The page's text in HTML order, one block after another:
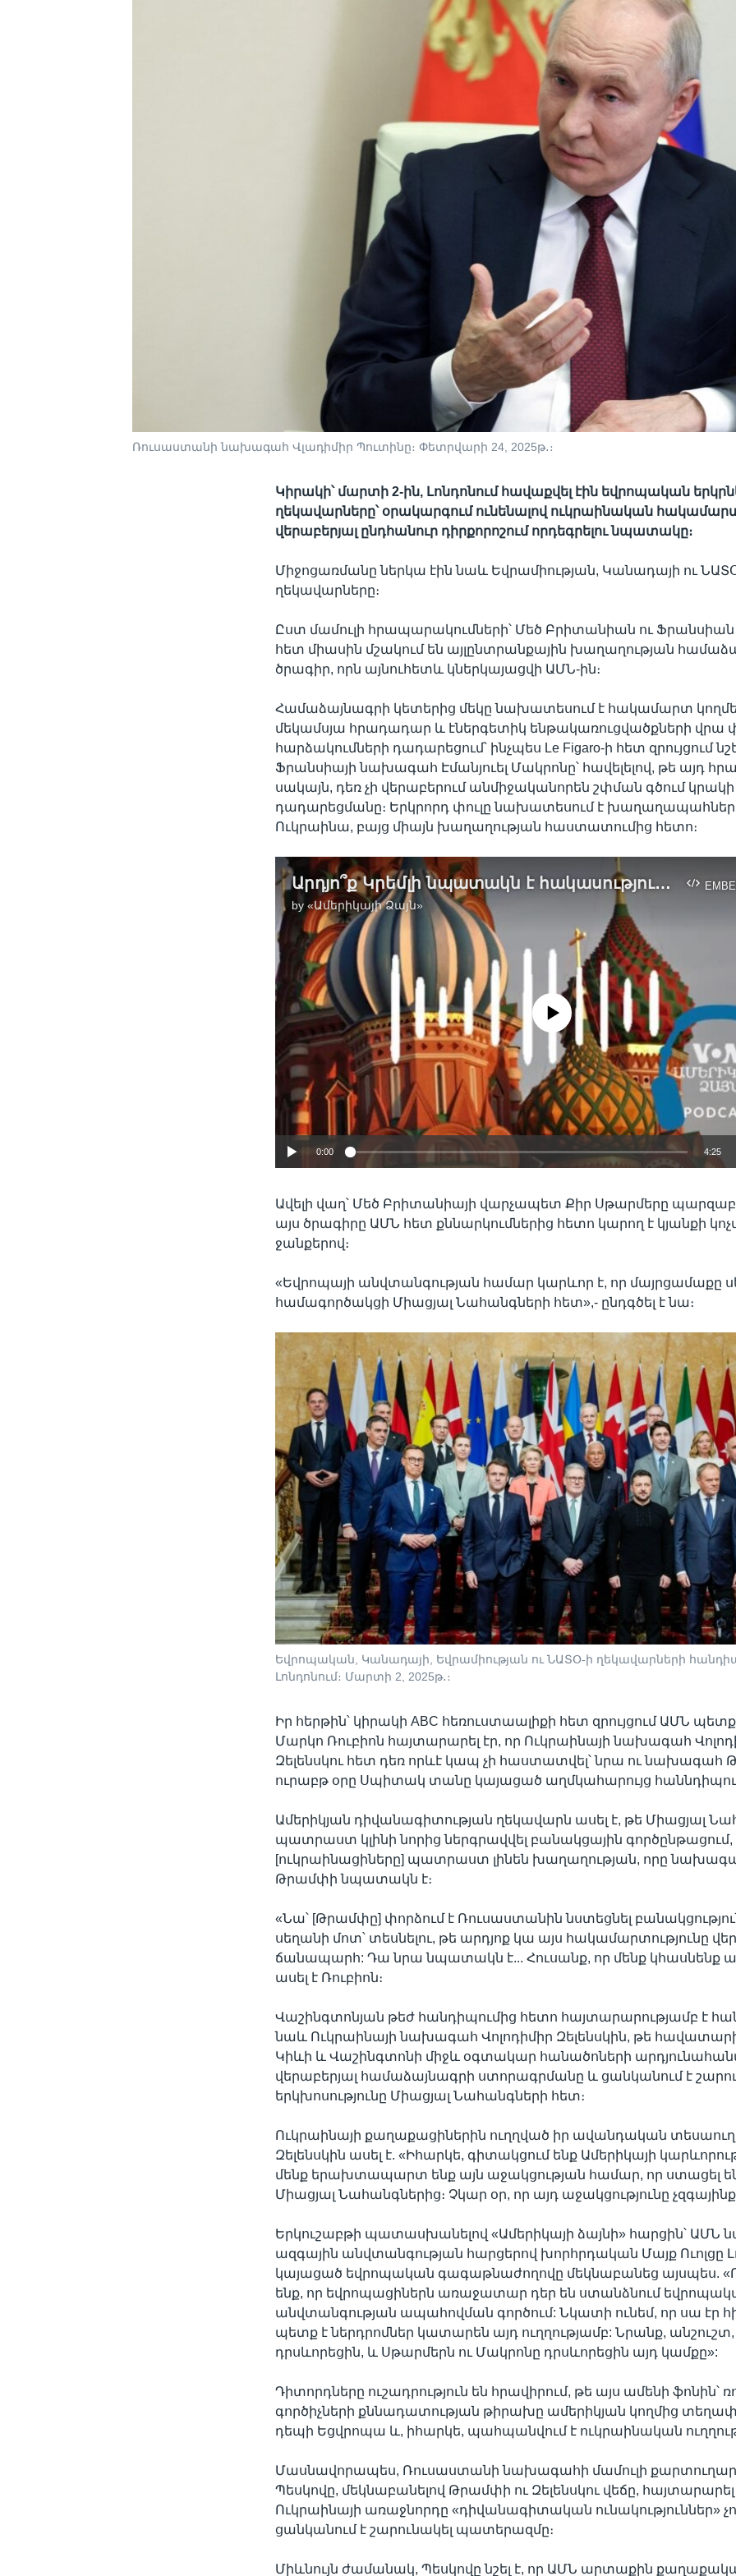
Ռուսաստանի նախագահ Վլադիմիր Պուտինը։ Փետրվարի 24, 2025թ․։
Կիրակի՝ մարտի 2-ին, Լոնդոնում հավաքվել էին եվրոպական
ղեկավարները՝ օրակարգում ունենալով ուկրաինական
վերաբերյալ ընդհանուր դիրքորոշում որդեգրելու նպատակը։
Միջոցառմանը ներկա էին նաև Եվրամիության, Կանադայի ու
ղեկավարները։
Ըստ մամուլի հրապարակումների՝ Մեծ Բրիտանիան ու Ֆրանսիան
հետ միասին մշակում են այլընտրանքային խաղաղության
ծրագիր, որն այնուհետև կներկայացվի ԱՄՆ-ին։
Համաձայնագրի կետերից մեկը նախատեսում է հակամարտ
մեկամսյա հրադադար և էներգետիկ ենթակառուցվածքների
հարձակումների դադարեցում՝ ինչպես Le Figaro-ի հետ զրույցում
Ֆրանսիայի նախագահ Էմանյուել Մակրոնը՝ հավելելով, թե այդ
սակայն, դեռ չի վերաբերում անմիջականորեն շփման գծում կրակի
դադարեցմանը։ Երկրորդ փուլը նախատեսում է խաղաղապահներ
Ուկրաինա, բայց միայն խաղաղության հաստատումից հետո։
Արդյո՞ք Կրեմլի նպատակն է հակասություններ սերմանել ԱՄՆ ու Եվրոպայի միջև
by«Ամերիկայի Ձայն»
Auto 360p 480p
720p 1080p
No media source currently available
0:00 4:25
Ավելի վաղ՝ Մեծ Բրիտանիայի վարչապետ Քիր Սթարմերը
այս ծրագիրը ԱՄՆ հետ քննարկումներից հետո կարող է կյանքի
ջանքերով։
«Եվրոպայի անվտանգության համար կարևոր է, որ մայրցամաքը
համագործակցի Միացյալ Նահանգների հետ»,- ընդգծել է նա։
Եվրոպական, Կանադայի, Եվրամիության ու ՆԱՏՕ-ի ղեկավարների
Լոնդոնում։ Մարտի 2, 2025թ․։
Իր հերթին՝ կիրակի ABC հեռուստաալիքի հետ զրույցում ԱՄՆ
Մարկո Ռուբիոն հայտարարել էր, որ Ուկրաինայի նախագահ
Զելենսկու հետ դեռ որևէ կապ չի հաստատվել՝ նրա ու նախագահ
ուրաբթ օրը Սպիտակ տանը կայացած աղմկահարույց
Ամերիկյան դիվանագիտության ղեկավարն ասել է, թե Միացյալ
պատրաստ կլինի նորից ներգրավվել բանակցային գործընթացում,
[ուկրաինացիները] պատրաստ լինեն խաղաղության, որը
Թրամփի նպատակն է։
«Նա՝ [Թրամփը] փորձում է Ռուսաստանին նստեցնել
սեղանի մոտ՝ տեսնելու, թե արդյոք կա այս հակամարտությունը
ճանապարհ: Դա նրա նպատակն է... Հուսանք, որ մենք կհասնենք
ասել է Ռուբիոն։
Վաշինգտոնյան թեժ հանդիպումից հետո հայտարարությամբ է
նաև Ուկրաինայի նախագահ Վոլոդիմիր Զելենսկին, թե
Կիևի և Վաշինգտոնի միջև օգտակար հանածոների
վերաբերյալ համաձայնագրի ստորագրմանը և ցանկանում է
երկխոսությունը Միացյալ Նահանգների հետ։
Ուկրաինայի քաղաքացիներին ուղղված իր ավանդական
Զելենսկին ասել է. «Իհարկե, գիտակցում ենք Ամերիկայի
մենք երախտապարտ ենք այն աջակցության համար, որ ստացել
Միացյալ Նահանգներից։ Չկար օր, որ այդ աջակցությունը
Երկուշաբթի պատասխանելով «Ամերիկայի ձայնի» հարցին՝
ազգային անվտանգության հարցերով խորհրդական Մայք Ուոլցը
կայացած եվրոպական գագաթնաժողովը մեկնաբանեց այսպես.
ենք, որ եվրոպացիներն առաջատար դեր են ստանձնում
անվտանգության ապահովման գործում: Նկատի ունեմ, որ սա էր
պետք է ներդրոմներ կատարեն այդ ուղղությամբ: Նրանք,
դրսևորեցին, և Սթարմերն ու Մակրոնը դրսևորեցին այդ կամքը»:
Դիտորդները ուշադրություն են հրավիրում, թե այս ամենի ֆոնին՝
գործիչների քննադատության թիրախը ամերիկյան կողմից
դեպի Եցվրոպա և, իհարկե, պահպանվում է ուկրաինական
Մասնավորապես, Ռուսաստանի նախագահի մամուլի
Պեսկովը, մեկնաբանելով Թրամփի ու Զելենսկու վեճը, հայտարարել
Ուկրաինայի առաջնորդը «դիվանագիտական ունակություններ»
ցանկանում է շարունակել պատերազմը։
Միևնույն ժամանակ, Պեսկովը նշել է, որ ԱՄՆ արտաքին